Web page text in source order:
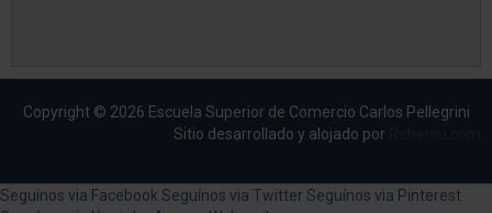
Copyright © 2026 Escuela Superior de Comercio Carlos Pellegrini
Sitio desarrollado y alojado por
Seguínos via Facebook Seguínos via Twitter Seguínos via Pinterest